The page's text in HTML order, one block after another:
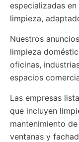
especializadas
limpieza,
Nuestros
limpieza
oficinas,
espacios
Las empresas
que incluyen
mantenimiento
ventanas y